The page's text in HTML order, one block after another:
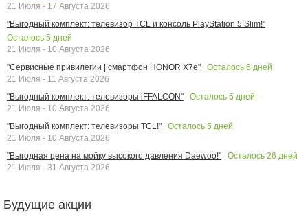
21 Июля - 17 Августа 2026
"Выгодный комплект: телевизор TCL и консоль PlayStation 5 Slim!"
Осталось 5 дней
21 Июля - 10 Августа 2026
"Сервисные привилегии | смартфон HONOR X7e"
Осталось 6 дней
21 Июля - 11 Августа 2026
"Выгодный комплект: телевизоры iFFALCON"
Осталось 5 дней
21 Июля - 10 Августа 2026
"Выгодный комплект: телевизоры TCL!"
Осталось 5 дней
21 Июля - 10 Августа 2026
"Выгодная цена на мойку высокого давления Daewoo!"
Осталось 26 дней
21 Июля - 31 Августа 2026
Будущие акции